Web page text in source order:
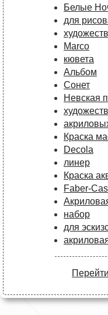
Белые
для
Marco
кювета
Альбом
Сонет
Невская
Краска
Decola
линер
Краска
Faber-
набор
для